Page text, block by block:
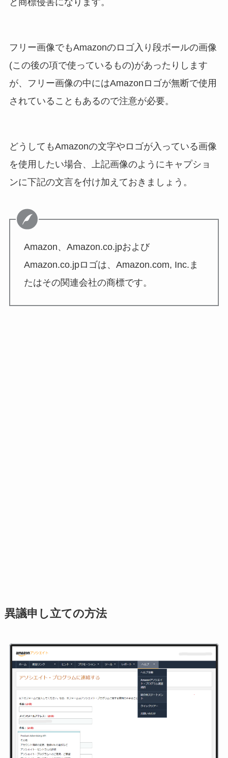
と商標侵害になります。
フリー画像でもAmazonのロゴ入り段ボールの画像
(この後の項で使っているもの)があったりします
が、フリー画像の中にはAmazonロゴが無断で使用
されていることもあるので注意が必要。
どうしてもAmazonの文字やロゴが入っている画像
を使用したい場合、上記画像のようにキャプショ
ンに下記の文言を付け加えておきましょう。
Amazon、Amazon.co.jpおよび
Amazon.co.jpロゴは、Amazon.com, Inc.ま
たはその関連会社の商標です。
異議申し立ての方法